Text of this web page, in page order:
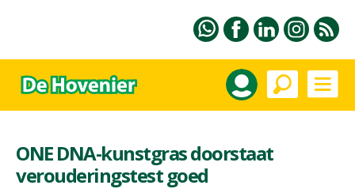
ONE DNA-kunstgras doorstaat
verouderingstest goed